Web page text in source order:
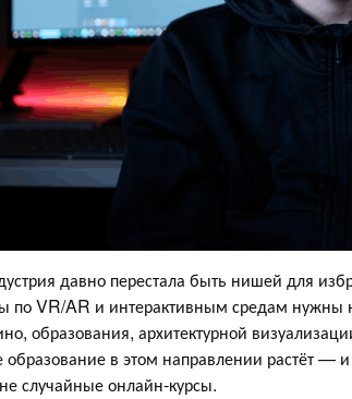
давно перестала быть нишей для
по VR/AR и интерактивным средам нужны
образования, архитектурной
образование в этом направлении растёт —
случайные онлайн-курсы.